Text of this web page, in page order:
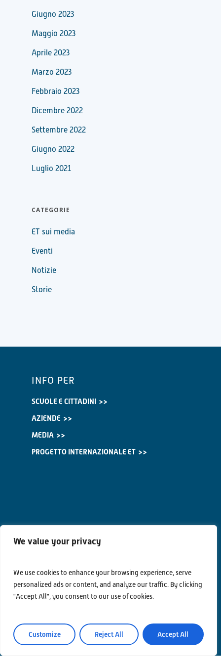
We value your privacy
We use cookies to enhance your browsing experience, serve
personalized ads or content, and analyze our traffic. By clicking
"Accept All", you consent to our use of cookies.
Customize Reject All Accept All
Giugno 2023
Maggio 2023
Aprile 2023
Marzo 2023
Febbraio 2023
Dicembre 2022
Settembre 2022
Giugno 2022
Luglio 2021
CATEGORIE
ET sui media
Eventi
Notizie
Storie
INFO PER
SCUOLE E CITTADINI
AZIENDE
MEDIA
PROGETTO INTERNAZIONALE ET
Privacy Policy
Area Riservata
© Einstein Telescope Italy